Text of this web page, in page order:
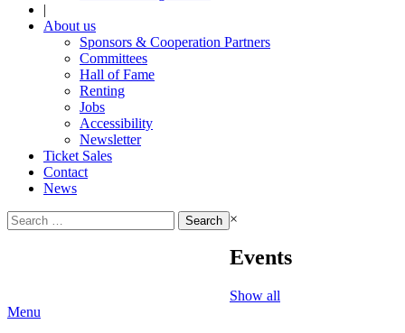
|
About us
Sponsors & Cooperation Partners
Committees
Hall of Fame
Renting
Jobs
Accessibility
Newsletter
Ticket Sales
Contact
News
Search
for:
×
Events
Show all
Menu